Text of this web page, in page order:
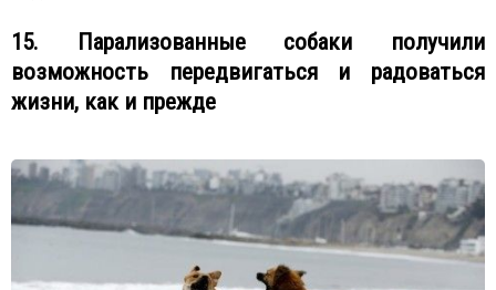
15. Парализованные собаки получили
возможность передвигаться и радоваться
жизни, как и прежде